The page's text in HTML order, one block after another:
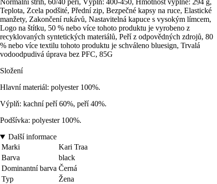
Normální střih, 60/40 peří, Výplň: 400-450, Hmotnost výplně: 294 g,
Teplota, Zcela podšité, Přední zip, Bezpečné kapsy na ruce, Elastické
manžety, Zakončení rukávů, Nastavitelná kapuce s vysokým límcem,
Logo na štítku, 50 % nebo více tohoto produktu je vyrobeno z
recyklovaných syntetických materiálů, Peří z odpovědných zdrojů, 80
% nebo více textilu tohoto produktu je schváleno bluesign, Trvalá
vodoodpudivá úprava bez PFC, 85G
Složení
Hlavní materiál: polyester 100%.
Výplň: kachní peří 60%, peří 40%.
Podšívka: polyester 100%.
Další informace
Marki
Kari Traa
Barva
black
Dominantní barva Černá
Typ
Žena